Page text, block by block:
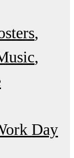
Day